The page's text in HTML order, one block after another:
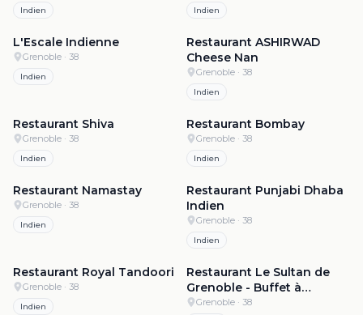
Indien Indien
L'Escale Indienne
Grenoble · 38
Indien
Restaurant ASHIRWAD
Cheese Nan
Grenoble · 38
Indien
Restaurant Shiva
Grenoble · 38
Indien
Restaurant Bombay
Grenoble · 38
Indien
Restaurant Namastay
Grenoble · 38
Indien
Restaurant Punjabi Dhaba
Indien
Grenoble · 38
Indien
Restaurant Royal Tandoori
Grenoble · 38
Indien
Restaurant Le Sultan de
Grenoble - Buffet à
volonté
Grenoble · 38